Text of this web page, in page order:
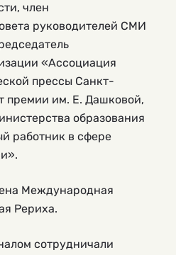
член
руководителей СМИ
«Ассоциация
прессы Санкт-
премии им. Е. Дашковой,
образования
работник в сфере
Международная
Рериха.
сотрудничали